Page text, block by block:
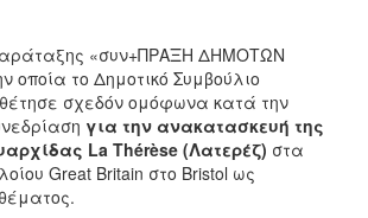
«συν+ΠΡΑΞΗ ΔΗΜΟΤΩΝ
οποία το Δημοτικό Συμβούλιο
σχεδόν ομόφωνα κατά την
για την ανακατασκευή της
La Thérèse (Λατερέζ) στα
Great Britain στο Bristol ως